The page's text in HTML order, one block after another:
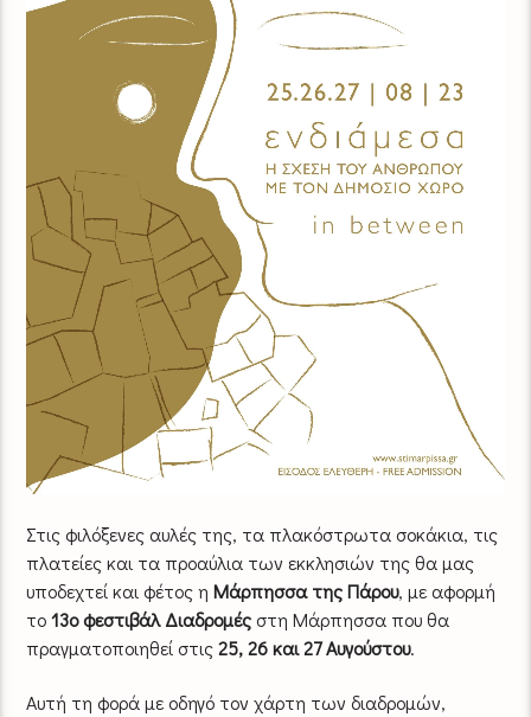
Στις φιλόξενες αυλές της, τα πλακόστρωτα σοκάκια, τις
πλατείες και τα προαύλια των εκκλησιών της θα μας
υποδεχτεί και φέτος ηΜάρπησσα της Πάρου, με αφορμή
το13ο φεστιβάλ Διαδρομές στη Μάρπησσα που θα
πραγματοποιηθεί στις25, 26 και 27 Αυγούστου.
Αυτή τη φορά με οδηγό τον χάρτη των διαδρομών,